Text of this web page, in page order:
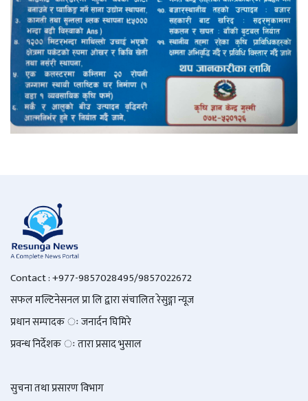
Contact : +977-9857028495/9857022672
सफल मल्टिनेसनल प्रा लि द्वारा संचालित रेसुङ्गा न्यूज
प्रधान सम्पादक ः जनार्दन घिमिरे
प्रवन्ध निर्देशक ः तारा प्रसाद भुसाल
सुचना तथा प्रसारण विभाग